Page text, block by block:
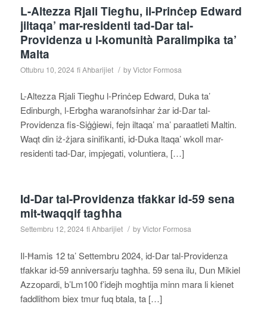
L-Altezza Rjali Tiegħu, il-Prinċep Edward
jiltaqa’ mar-residenti tad-Dar tal-
Providenza u l-komunità Paralimpika ta’
Malta
Ottubru 10, 2024 fiAħbarijiet / byVictor Formosa
L-Altezza Rjali Tiegħu l-Prinċep Edward, Duka ta’
Edinburgh, l-Erbgħa waranofsinhar żar id-Dar tal-
Providenza fis-Siġġiewi, fejn iltaqa’ ma’ paraatleti Maltin.
Waqt din iż-żjara sinifikanti, id-Duka ltaqa’ wkoll mar-
residenti tad-Dar, impjegati, voluntiera, […]
Id-Dar tal-Providenza tfakkar id-59 sena
mit-twaqqif tagħha
Settembru 12, 2024 fiAħbarijiet / byVictor Formosa
Il‑Ħamis 12 ta’ Settembru 2024, id‑Dar tal‑Providenza
tfakkar id‑59 anniversarju tagħha. 59 sena ilu, Dun Mikiel
Azzopardi, b’Lm100 f’idejh mogħtija minn mara li kienet
faddlithom biex tmur fuq btala, ta […]